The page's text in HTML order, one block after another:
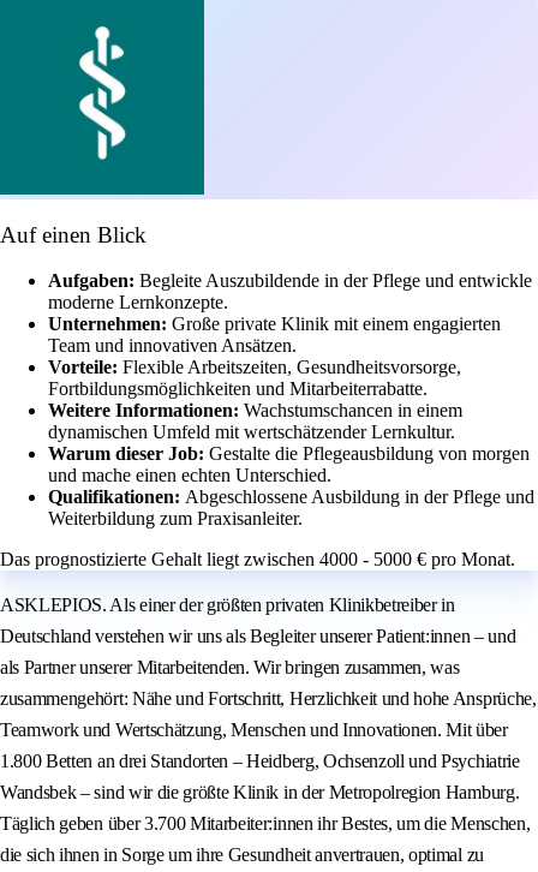
Auf einen Blick
Aufgaben: Begleite Auszubildende in der Pflege und entwickle
moderne Lernkonzepte.
Unternehmen: Große private Klinik mit einem engagierten
Team und innovativen Ansätzen.
Vorteile: Flexible Arbeitszeiten, Gesundheitsvorsorge,
Fortbildungsmöglichkeiten und Mitarbeiterrabatte.
Weitere Informationen: Wachstumschancen in einem
dynamischen Umfeld mit wertschätzender Lernkultur.
Warum dieser Job: Gestalte die Pflegeausbildung von morgen
und mache einen echten Unterschied.
Qualifikationen: Abgeschlossene Ausbildung in der Pflege und
Weiterbildung zum Praxisanleiter.
Das prognostizierte Gehalt liegt zwischen 4000 - 5000 € pro Monat.
ASKLEPIOS. Als einer der größten privaten Klinikbetreiber in
Deutschland verstehen wir uns als Begleiter unserer Patient:innen – und
als Partner unserer Mitarbeitenden. Wir bringen zusammen, was
zusammengehört: Nähe und Fortschritt, Herzlichkeit und hohe Ansprüche,
Teamwork und Wertschätzung, Menschen und Innovationen. Mit über
1.800 Betten an drei Standorten – Heidberg, Ochsenzoll und Psychiatrie
Wandsbek – sind wir die größte Klinik in der Metropolregion Hamburg.
Täglich geben über 3.700 Mitarbeiter:innen ihr Bestes, um die Menschen,
die sich ihnen in Sorge um ihre Gesundheit anvertrauen, optimal zu